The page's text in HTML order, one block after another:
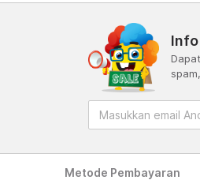
Info
Metode Pembayaran